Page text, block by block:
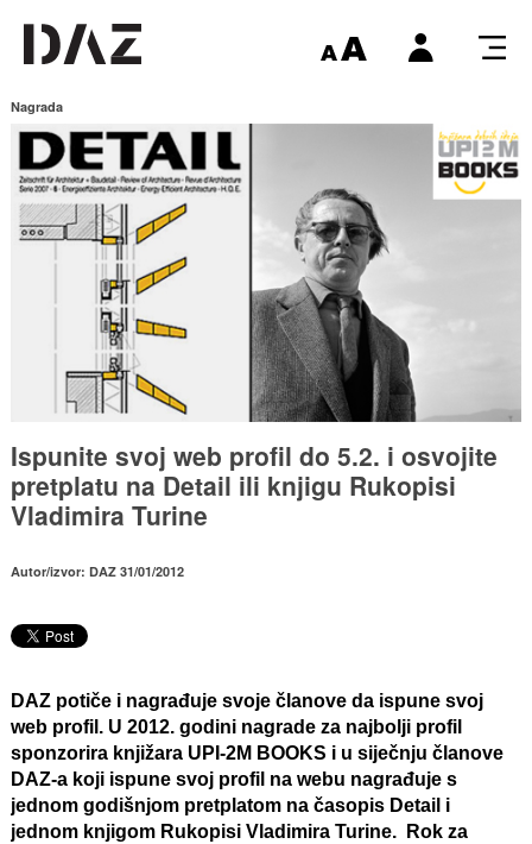
Nagrada
Ispunite svoj web profil do 5.2. i osvojite
pretplatu na Detail ili knjigu Rukopisi
Vladimira Turine
Autor/izvor: DAZ 31/01/2012
DAZ potiče i nagrađuje svoje članove da ispune svoj
web profil. U 2012. godini nagrade za najbolji profil
sponzorira knjižara UPI-2M BOOKS i u siječnju članove
DAZ-a koji ispune svoj profil na webu nagrađuje s
jednom godišnjom pretplatom na časopis Detail i
jednom knjigom Rukopisi Vladimira Turine. Rok za